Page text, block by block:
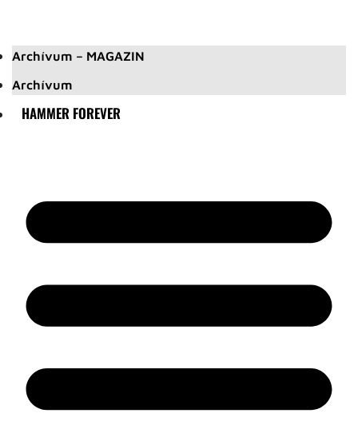
Archívum – MAGAZIN
Archívum
HAMMER FOREVER